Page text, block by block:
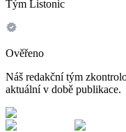
Tým Listonic
Ověřeno
Náš redakční tým
aktuální v době publikace.